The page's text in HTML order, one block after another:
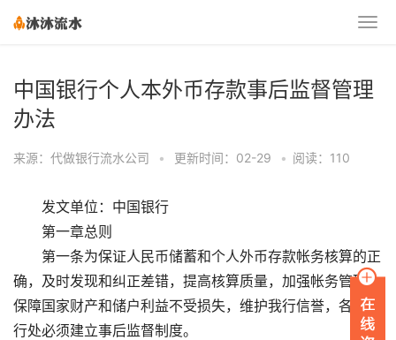
中国银行个人本外币存款事后监督管理
办法
来源：代做银行流水公司 • 更新时间：02-29 • 阅读：110
发文单位：中国银行
第一章总则
第一条为保证人民币储蓄和个人外币存款帐务核算的正
确，及时发现和纠正差错，提高核算质量，加强帐务管理，
保障国家财产和储户利益不受损失，维护我行信誉，各基层
行处必须建立事后监督制度。